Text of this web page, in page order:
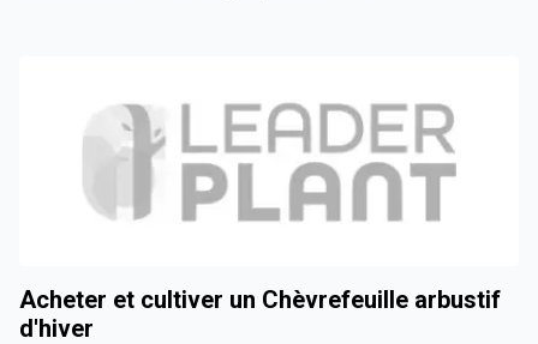
Acheter et cultiver un Chèvrefeuille arbustif
d'hiver